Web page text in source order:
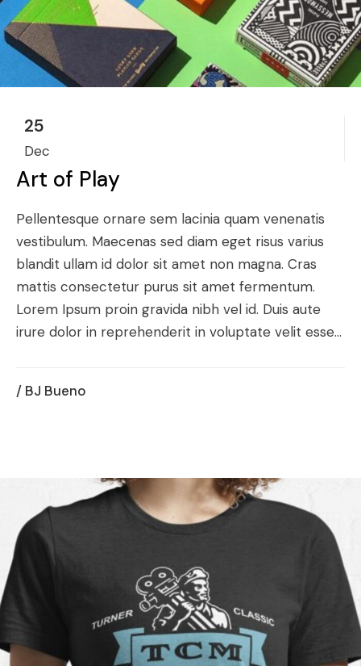
25
Dec
Art of Play
Pellentesque ornare sem lacinia quam venenatis
vestibulum. Maecenas sed diam eget risus varius
blandit ullam id dolor sit amet non magna. Cras
mattis consectetur purus sit amet fermentum.
Lorem Ipsum proin gravida nibh vel id. Duis aute
irure dolor in reprehenderit in voluptate velit esse...
/ BJ Bueno